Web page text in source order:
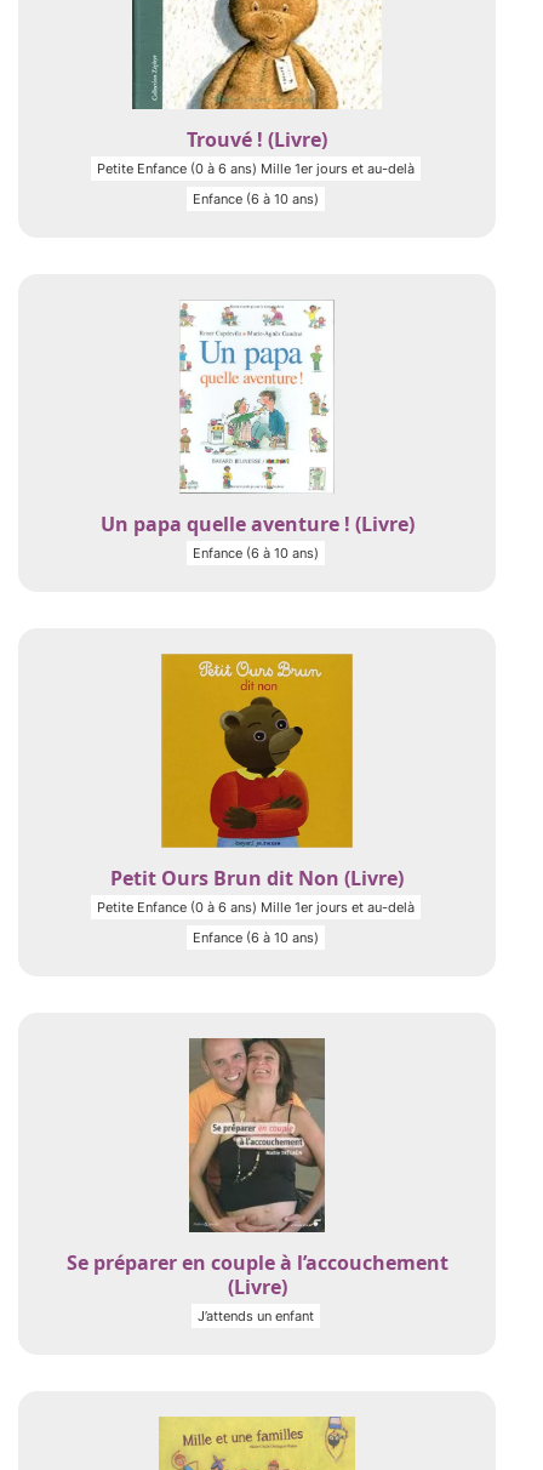
Trouvé ! (Livre)
Petite Enfance (0 à 6 ans) Mille 1er jours et au-delà
Enfance (6 à 10 ans)
Un papa quelle aventure ! (Livre)
Enfance (6 à 10 ans)
Petit Ours Brun dit Non (Livre)
Petite Enfance (0 à 6 ans) Mille 1er jours et au-delà
Enfance (6 à 10 ans)
Se préparer en couple à l’accouchement
(Livre)
J’attends un enfant